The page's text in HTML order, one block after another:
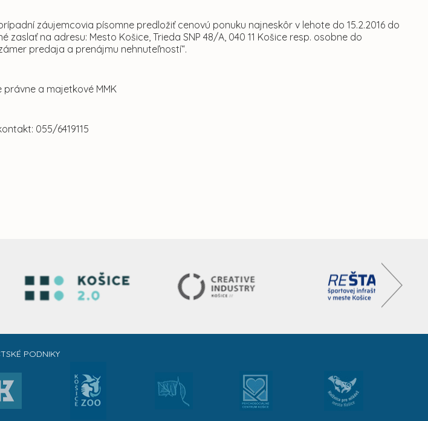
záujemcovia písomne predložiť cenovú ponuku najneskôr v lehote do 15.2.2016 do
zaslať na adresu: Mesto Košice, Trieda SNP 48/A, 040 11 Košice resp. osobne do
predaja a prenájmu nehnuteľností“.
a majetkové MMK
055/6419115
PODNIKY